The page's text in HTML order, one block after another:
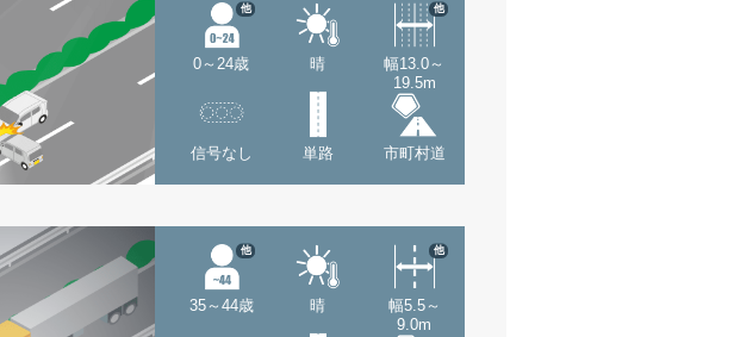
0～24歳
他
晴
幅13.0～
19.5m
他
信号なし 単路 市町村道
35～44歳
他
晴
幅5.5～
9.0m
他